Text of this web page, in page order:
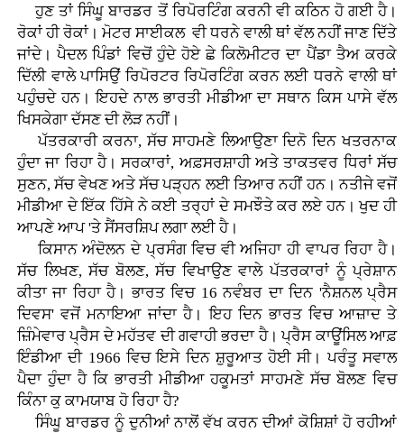
ਹੁਣ ਤਾਂ ਸਿੰਘੂ ਬਾਰਡਰ ਤੋਂ ਰਿਪੋਰਟਿੰਗ ਕਰਨੀ ਵੀ ਕਠਿਨ ਹੋ ਗਈ ਹੈ।
ਰੋਕਾਂ ਹੀ ਰੋਕਾਂ। ਮੋਟਰ ਸਾਈਕਲ ਵੀ ਧਰਨੇ ਵਾਲੀ ਥਾਂ ਵੱਲ ਨਹੀਂ ਜਾਣ ਦਿੱਤੇ
ਜਾਂਦੇ। ਪੈਦਲ ਪਿੰਡਾਂ ਵਿਚੋਂ ਹੁੰਦੇ ਹੋਏ ਛੇ ਕਿਲੋਮੀਟਰ ਦਾ ਪੈਂਡਾ ਤੈਅ ਕਰਕੇ
ਦਿੱਲੀ ਵਾਲੇ ਪਾਸਿਉਂ ਰਿਪੋਰਟਰ ਰਿਪੋਰਟਿੰਗ ਕਰਨ ਲਈ ਧਰਨੇ ਵਾਲੀ ਥਾਂ
ਪਹੁੰਚਦੇ ਹਨ। ਇਹਦੇ ਨਾਲ ਭਾਰਤੀ ਮੀਡੀਆ ਦਾ ਸਥਾਨ ਕਿਸ ਪਾਸੇ ਵੱਲ
ਖਿਸਕੇਗਾ ਦੱਸਣ ਦੀ ਲੋੜ ਨਹੀਂ।
ਪੱਤਰਕਾਰੀ ਕਰਨਾ, ਸੱਚ ਸਾਹਮਣੇ ਲਿਆਉਣਾ ਦਿਨੋ ਦਿਨ ਖਤਰਨਾਕ
ਹੁੰਦਾ ਜਾ ਰਿਹਾ ਹੈ। ਸਰਕਾਰਾਂ, ਅਫ਼ਸਰਸ਼ਾਹੀ ਅਤੇ ਤਾਕਤਵਰ ਧਿਰਾਂ ਸੱਚ
ਸੁਣਨ, ਸੱਚ ਵੇਖਣ ਅਤੇ ਸੱਚ ਪੜ੍ਹਨ ਲਈ ਤਿਆਰ ਨਹੀਂ ਹਨ। ਨਤੀਜੇ ਵਜੋਂ
ਮੀਡੀਆ ਦੇ ਇੱਕ ਹਿੱਸੇ ਨੇ ਕਈ ਤਰ੍ਹਾਂ ਦੇ ਸਮਝੌਤੇ ਕਰ ਲਏ ਹਨ। ਖੁਦ ਹੀ
ਆਪਣੇ ਆਪ 'ਤੇ ਸੈਂਸਰਸ਼ਿਪ ਲਗਾ ਲਈ ਹੈ।
ਕਿਸਾਨ ਅੰਦੋਲਨ ਦੇ ਪ੍ਰਸੰਗ ਵਿਚ ਵੀ ਅਜਿਹਾ ਹੀ ਵਾਪਰ ਰਿਹਾ ਹੈ।
ਸੱਚ ਲਿਖਣ, ਸੱਚ ਬੋਲਣ, ਸੱਚ ਵਿਖਾਉਣ ਵਾਲੇ ਪੱਤਰਕਾਰਾਂ ਨੂੰ ਪ੍ਰੇਸ਼ਾਨ
ਕੀਤਾ ਜਾ ਰਿਹਾ ਹੈ। ਭਾਰਤ ਵਿਚ 16 ਨਵੰਬਰ ਦਾ ਦਿਨ 'ਨੈਸ਼ਨਲ ਪ੍ਰੈਸ
ਦਿਵਸ' ਵਜੋਂ ਮਨਾਇਆ ਜਾਂਦਾ ਹੈ। ਇਹ ਦਿਨ ਭਾਰਤ ਵਿਚ ਆਜ਼ਾਦ ਤੇ
ਜ਼ਿੰਮੇਵਾਰ ਪ੍ਰੈਸ ਦੇ ਮਹੱਤਵ ਦੀ ਗਵਾਹੀ ਭਰਦਾ ਹੈ। ਪ੍ਰੈਸ ਕਾਊਂਸਿਲ ਆਫ਼
ਇੰਡੀਆ ਦੀ 1966 ਵਿਚ ਇਸੇ ਦਿਨ ਸ਼ੁਰੂਆਤ ਹੋਈ ਸੀ। ਪਰੰਤੂ ਸਵਾਲ
ਪੈਦਾ ਹੁੰਦਾ ਹੈ ਕਿ ਭਾਰਤੀ ਮੀਡੀਆ ਹਕੂਮਤਾਂ ਸਾਹਮਣੇ ਸੱਚ ਬੋਲਣ ਵਿਚ
ਕਿੰਨਾ ਕੁ ਕਾਮਯਾਬ ਹੋ ਰਿਹਾ ਹੈ?
ਸਿੰਘੂ ਬਾਰਡਰ ਨੂੰ ਦੁਨੀਆਂ ਨਾਲੋਂ ਵੱਖ ਕਰਨ ਦੀਆਂ ਕੋਸ਼ਿਸ਼ਾਂ ਹੋ ਰਹੀਆਂ